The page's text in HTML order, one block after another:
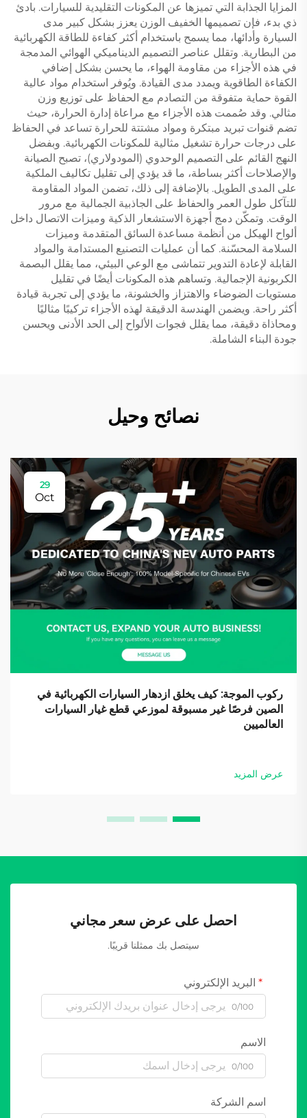
المزايا الجذابة التي تميزها عن المكونات التقليدية للسيارات. بادئ
ذي بدء، فإن تصميمها الخفيف الوزن يعزز بشكل كبير مدى
السيارة وأدائها، مما يسمح باستخدام أكثر كفاءة للطاقة الكهربائية
من البطارية. وتقلل عناصر التصميم الديناميكي الهوائي المدمجة
في هذه الأجزاء من مقاومة الهواء، ما يحسن بشكل إضافي
الكفاءة الطاقوية ويمدد مدى القيادة. ويُوفر استخدام مواد عالية
القوة حماية متفوقة من التصادم مع الحفاظ على توزيع وزن
مثالي. وقد صُممت هذه الأجزاء مع مراعاة إدارة الحرارة، حيث
تضم قنوات تبريد مبتكرة ومواد مشتتة للحرارة تساعد في الحفاظ
على درجات حرارة تشغيل مثالية للمكونات الكهربائية. وبفضل
النهج القائم على التصميم الوحدوي (المودولاري)، تصبح الصيانة
والإصلاحات أكثر بساطة، ما قد يؤدي إلى تقليل تكاليف الملكية
على المدى الطويل. بالإضافة إلى ذلك، تضمن المواد المقاومة
للتآكل طول العمر والحفاظ على الجاذبية الجمالية مع مرور
الوقت. وتمكّن دمج أجهزة الاستشعار الذكية وميزات الاتصال داخل
ألواح الهيكل من أنظمة مساعدة السائق المتقدمة وميزات
السلامة المحسّنة. كما أن عمليات التصنيع المستدامة والمواد
القابلة لإعادة التدوير تتماشى مع الوعي البيئي، مما يقلل البصمة
الكربونية الإجمالية. وتساهم هذه المكونات أيضًا في تقليل
مستويات الضوضاء والاهتزاز والخشونة، ما يؤدي إلى تجربة قيادة
أكثر راحة. ويضمن الهندسة الدقيقة لهذه الأجزاء تركيبًا مثاليًا
ومحاذاة دقيقة، مما يقلل فجوات الألواح إلى الحد الأدنى ويحسن
جودة البناء الشاملة.
نصائح وحيل
29
Oct
ركوب الموجة: كيف يخلق ازدهار السيارات الكهربائية في
الصين فرصًا غير مسبوقة لموزعي قطع غيار السيارات
العالميين
عرض المزيد
احصل على عرض سعر مجاني
سيتصل بك ممثلنا قريبًا.
البريد الإلكتروني
0/100
الاسم
0/100
اسم الشركة